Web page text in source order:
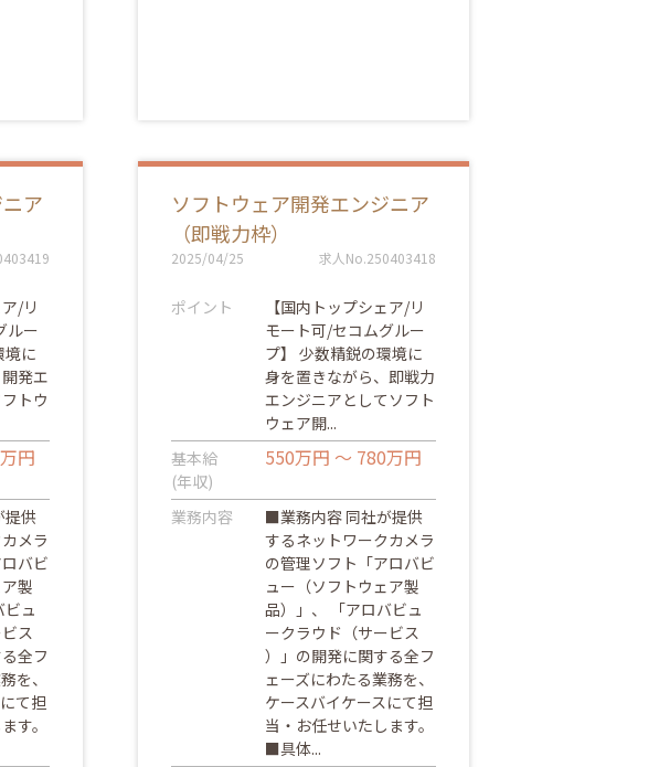
ア
/リ
ルー
境に
発エ
トウ
円
供
メラ
バビ
製
ュ
ス
全フ
を、
て担
す。
ソフトウェア開発エンジニア
（即戦力枠）
2025/04/25 求人No.250403418
ポイント
【国内トップシェア/リ
モート可/セコムグルー
プ】 少数精鋭の環境に
身を置きながら、即戦力
エンジニアとしてソフト
ウェア開...
基本給
(年収)
550万円 ～ 780万円
業務内容
■業務内容 同社が提供
するネットワークカメラ
の管理ソフト「アロバビ
ュー（ソフトウェア製
品）」、 「アロバビュ
ークラウド（サービス
）」の開発に関する全フ
ェーズにわたる業務を、
ケースバイケースにて担
当・お任せいたします。
■具体...